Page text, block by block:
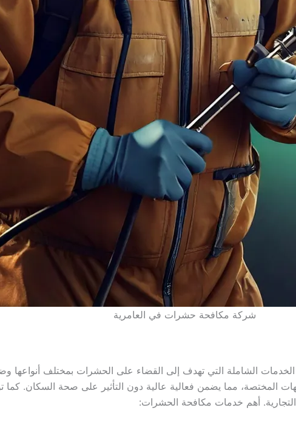
شركة مكافحة حشرات في العامرية
الشاملة التي تهدف إلى القضاء على الحشرات بمختلف أنواعها
المختصة، مما يضمن فعالية عالية دون التأثير على صحة السكان.
أهم خدمات مكافحة الحشرات: